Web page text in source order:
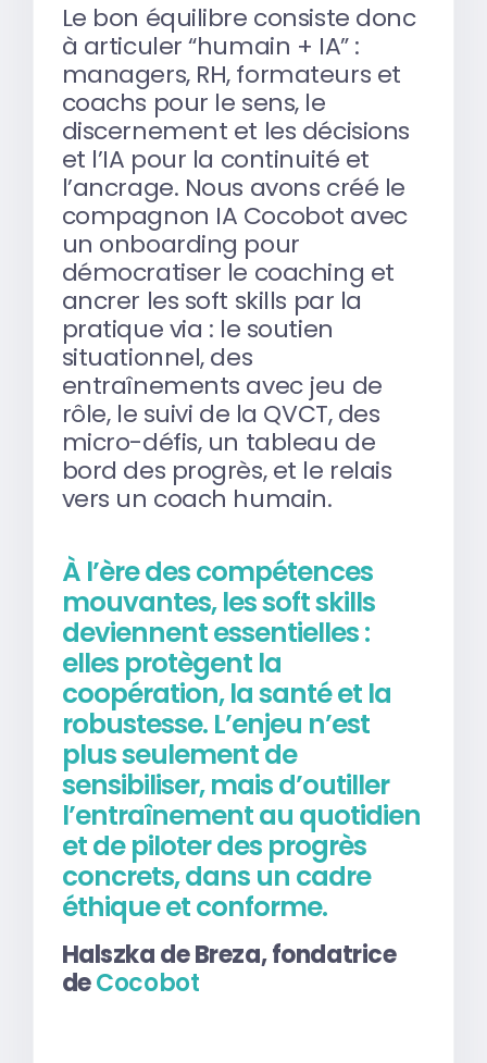
Le bon équilibre consiste donc
à articuler “humain + IA” :
managers, RH, formateurs et
coachs pour le sens, le
discernement et les décisions
et l’IA pour la continuité et
l’ancrage. Nous avons créé le
compagnon IA Cocobot avec
un onboarding pour
démocratiser le coaching et
ancrer les soft skills par la
pratique via : le soutien
situationnel, des
entraînements avec jeu de
rôle, le suivi de la QVCT, des
micro-défis, un tableau de
bord des progrès, et le relais
vers un coach humain.
À l’ère des compétences
mouvantes, les soft skills
deviennent essentielles :
elles protègent la
coopération, la santé et la
robustesse. L’enjeu n’est
plus seulement de
sensibiliser, mais d’outiller
l’entraînement au quotidien
et de piloter des progrès
concrets, dans un cadre
éthique et conforme.
Halszka de Breza, fondatrice
deCocobot